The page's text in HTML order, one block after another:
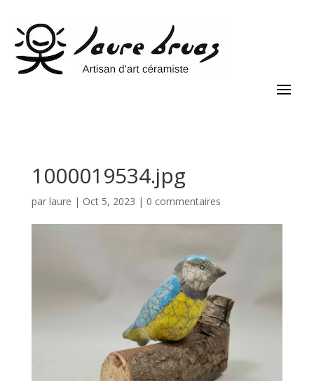
1000019534.jpg
par laure | Oct 5, 2023 | 0 commentaires